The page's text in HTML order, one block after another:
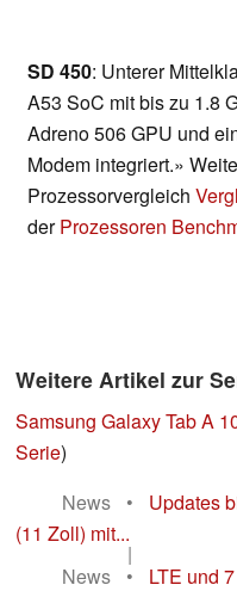
SD 450: Unterer
A53 SoC mit bis zu 1.8
Adreno 506 GPU und
Modem integriert.»
Prozessorvergleich
derProzessoren
Weitere Artikel zur
Samsung Galaxy Tab A
Serie)
News
•
Updates
(11 Zoll) mit...
|
News
•
LTE und